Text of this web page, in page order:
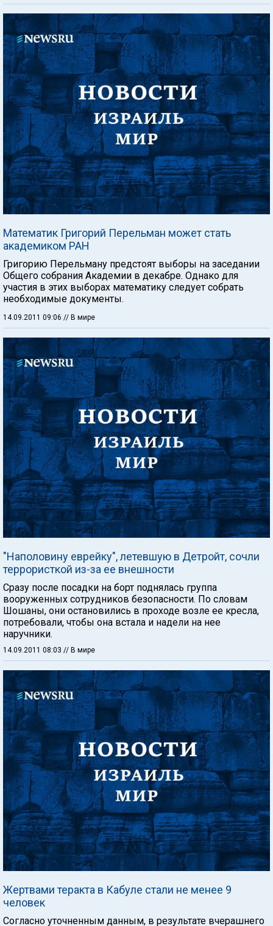
Математик Григорий Перельман может стать
академиком РАН
Григорию Перельману предстоят выборы на заседании
Общего собрания Академии в декабре. Однако для
участия в этих выборах математику следует собрать
необходимые документы.
14.09.2011 09:06 // В мире
"Наполовину еврейку", летевшую в Детройт, сочли
террористкой из-за ее внешности
Сразу после посадки на борт поднялась группа
вооруженных сотрудников безопасности. По словам
Шошаны, они остановились в проходе возле ее кресла,
потребовали, чтобы она встала и надели на нее
наручники.
14.09.2011 08:03 // В мире
Жертвами теракта в Кабуле стали не менее 9
человек
Согласно уточненным данным, в результате вчерашнего